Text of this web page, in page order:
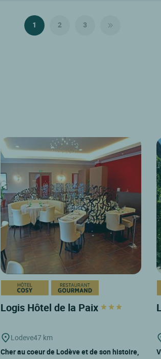
1 2 3
Logis Hôtel de la Paix
Lodeve47 km
Cher au coeur de Lodève et de son histoire,